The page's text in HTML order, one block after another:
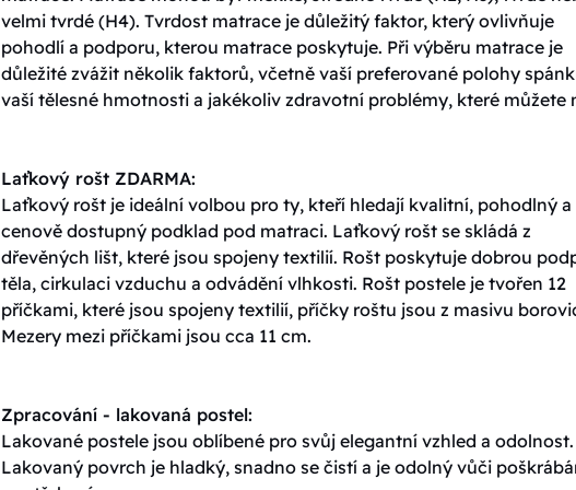
velmi tvrdé (H4). Tvrdost matrace je důležitý faktor, který ovlivňuje
pohodlí a podporu, kterou matrace poskytuje. Při výběru matrace je
důležité zvážit několik faktorů, včetně vaší preferované polohy
vaší tělesné hmotnosti a jakékoliv zdravotní problémy, které můžete
Laťkový rošt ZDARMA:
Laťkový rošt je ideální volbou pro ty, kteří hledají kvalitní, pohodlný a
cenově dostupný podklad pod matraci. Laťkový rošt se skládá z
dřevěných lišt, které jsou spojeny textilií. Rošt poskytuje dobrou
těla, cirkulaci vzduchu a odvádění vlhkosti. Rošt postele je tvořen 12
příčkami, které jsou spojeny textilií, příčky roštu jsou z masivu
Mezery mezi příčkami jsou cca 11 cm.
Zpracování - lakovaná postel:
Lakované postele jsou oblíbené pro svůj elegantní vzhled a odolnost.
Lakovaný povrch je hladký, snadno se čistí a je odolný vůči